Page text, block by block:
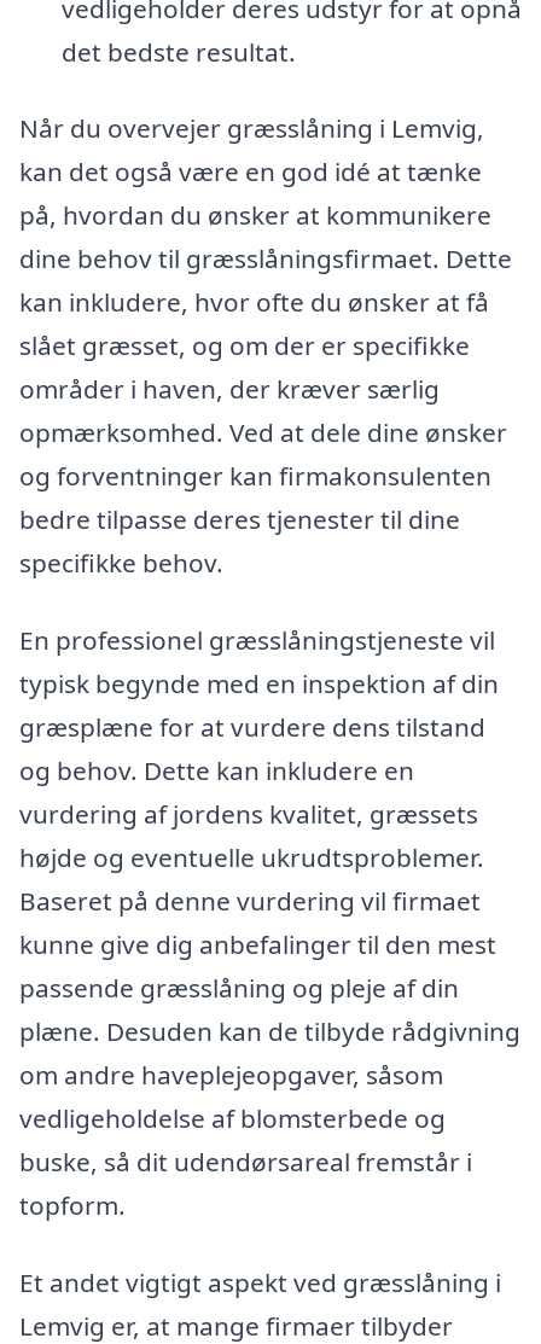
vedligeholder deres udstyr for at opnå
det bedste resultat.
Når du overvejer græsslåning i Lemvig,
kan det også være en god idé at tænke
på, hvordan du ønsker at kommunikere
dine behov til græsslåningsfirmaet. Dette
kan inkludere, hvor ofte du ønsker at få
slået græsset, og om der er specifikke
områder i haven, der kræver særlig
opmærksomhed. Ved at dele dine ønsker
og forventninger kan firmakonsulenten
bedre tilpasse deres tjenester til dine
specifikke behov.
En professionel græsslåningstjeneste vil
typisk begynde med en inspektion af din
græsplæne for at vurdere dens tilstand
og behov. Dette kan inkludere en
vurdering af jordens kvalitet, græssets
højde og eventuelle ukrudtsproblemer.
Baseret på denne vurdering vil firmaet
kunne give dig anbefalinger til den mest
passende græsslåning og pleje af din
plæne. Desuden kan de tilbyde rådgivning
om andre haveplejeopgaver, såsom
vedligeholdelse af blomsterbede og
buske, så dit udendørsareal fremstår i
topform.
Et andet vigtigt aspekt ved græsslåning i
Lemvig er, at mange firmaer tilbyder